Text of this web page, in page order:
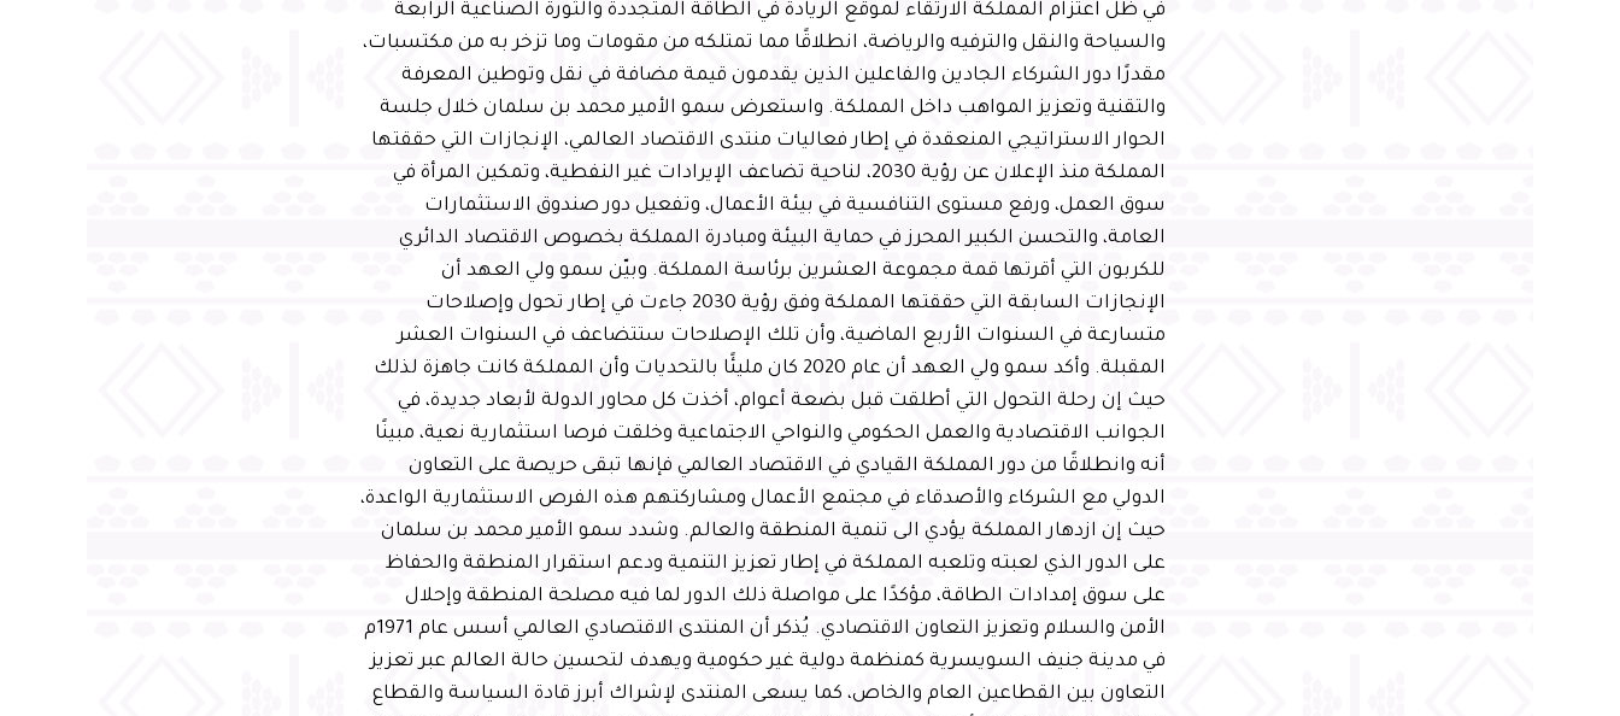
في ظل اعتزام المملكة الارتقاء لموقع الريادة في الطاقة المتجددة والثورة الصناعية الرابعة
والسياحة والنقل والترفيه والرياضة، انطلاقًا مما تمتلكه من مقومات وما تزخر به من مكتسبات،
مقدرًا دور الشركاء الجادين والفاعلين الذين يقدمون قيمة مضافة في نقل وتوطين المعرفة
والتقنية وتعزيز المواهب داخل المملكة. واستعرض سمو الأمير محمد بن سلمان خلال جلسة
الحوار الاستراتيجي المنعقدة في إطار فعاليات منتدى الاقتصاد العالمي، الإنجازات التي حققتها
المملكة منذ الإعلان عن رؤية 2030، لناحية تضاعف الإيرادات غير النفطية، وتمكين المرأة في
سوق العمل، ورفع مستوى التنافسية في بيئة الأعمال، وتفعيل دور صندوق الاستثمارات
العامة، والتحسن الكبير المحرز في حماية البيئة ومبادرة المملكة بخصوص الاقتصاد الدائري
للكربون التي أقرتها قمة مجموعة العشرين برئاسة المملكة. وبيّن سمو ولي العهد أن
الإنجازات السابقة التي حققتها المملكة وفق رؤية 2030 جاءت في إطار تحول وإصلاحات
متسارعة في السنوات الأربع الماضية، وأن تلك الإصلاحات ستتضاعف في السنوات العشر
المقبلة. وأكد سمو ولي العهد أن عام 2020 كان مليئًا بالتحديات وأن المملكة كانت جاهزة لذلك
حيث إن رحلة التحول التي أطلقت قبل بضعة أعوام، أخذت كل محاور الدولة لأبعاد جديدة، في
الجوانب الاقتصادية والعمل الحكومي والنواحي الاجتماعية وخلقت فرصا استثمارية نعية، مبينًا
أنه وانطلاقًا من دور المملكة القيادي في الاقتصاد العالمي فإنها تبقى حريصة على التعاون
الدولي مع الشركاء والأصدقاء في مجتمع الأعمال ومشاركتهم هذه الفرص الاستثمارية الواعدة،
حيث إن ازدهار المملكة يؤدي الى تنمية المنطقة والعالم. وشدد سمو الأمير محمد بن سلمان
على الدور الذي لعبته وتلعبه المملكة في إطار تعزيز التنمية ودعم استقرار المنطقة والحفاظ
على سوق إمدادات الطاقة، مؤكدًا على مواصلة ذلك الدور لما فيه مصلحة المنطقة وإحلال
الأمن والسلام وتعزيز التعاون الاقتصادي. يُذكر أن المنتدى الاقتصادي العالمي أسس عام 1971م
في مدينة جنيف السويسرية كمنظمة دولية غير حكومية ويهدف لتحسين حالة العالم عبر تعزيز
التعاون بين القطاعين العام والخاص، كما يسعى المنتدى لإشراك أبرز قادة السياسة والقطاع